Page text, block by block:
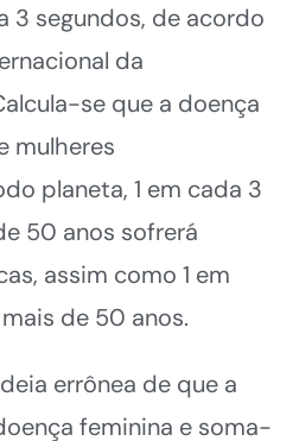
3 segundos, de acordo
da
se que a doença
mulheres
planeta, 1 em cada 3
50 anos sofrerá
assim como 1 em
de 50 anos.
errônea de que a
feminina e soma-